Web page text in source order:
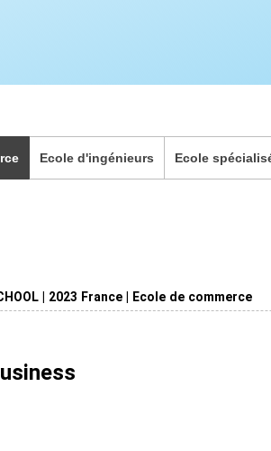
Ecole d'ingénieurs Ecole
| 2023 France | Ecole de commerce